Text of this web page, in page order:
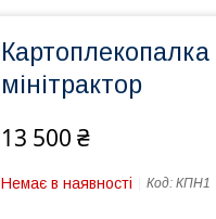
Картоплекопалка
мінітрактор
13 500 ₴
Немає в наявності Код: КПН1